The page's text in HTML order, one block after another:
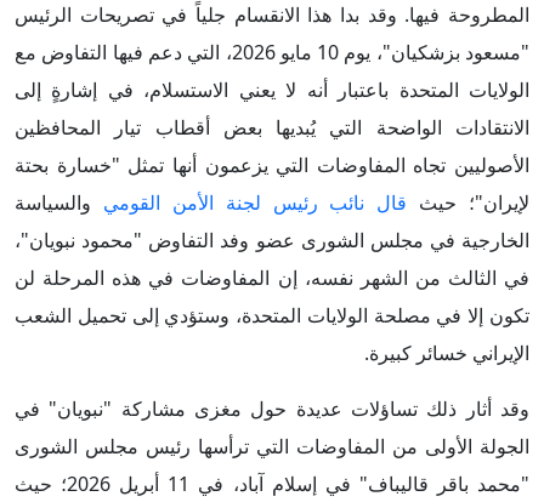
المطروحة فيها. وقد بدا هذا الانقسام جلياً في تصريحات الرئيس
"مسعود بزشكيان"، يوم 10 مايو 2026، التي دعم فيها التفاوض مع
الولايات المتحدة باعتبار أنه لا يعني الاستسلام، في إشارةٍ إلى
الانتقادات الواضحة التي يُبديها بعض أقطاب تيار المحافظين
الأصوليين تجاه المفاوضات التي يزعمون أنها تمثل "خسارة بحتة
لإيران"؛ حيث قال نائب رئيس لجنة الأمن القومي والسياسة
الخارجية في مجلس الشورى عضو وفد التفاوض "محمود نبويان"،
في الثالث من الشهر نفسه، إن المفاوضات في هذه المرحلة لن
تكون إلا في مصلحة الولايات المتحدة، وستؤدي إلى تحميل الشعب
الإيراني خسائر كبيرة.
وقد أثار ذلك تساؤلات عديدة حول مغزى مشاركة "نبويان" في
الجولة الأولى من المفاوضات التي ترأسها رئيس مجلس الشورى
"محمد باقر قاليباف" في إسلام آباد، في 11 أبريل 2026؛ حيث